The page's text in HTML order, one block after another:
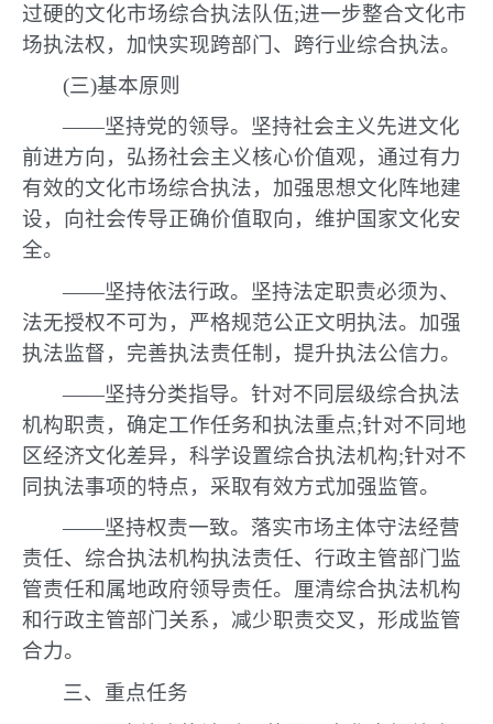
过硬的文化市场综合执法队伍;进一步整合文化市
场执法权，加快实现跨部门、跨行业综合执法。
(三)基本原则
——坚持党的领导。坚持社会主义先进文化
前进方向，弘扬社会主义核心价值观，通过有力
有效的文化市场综合执法，加强思想文化阵地建
设，向社会传导正确价值取向，维护国家文化安
全。
——坚持依法行政。坚持法定职责必须为、
法无授权不可为，严格规范公正文明执法。加强
执法监督，完善执法责任制，提升执法公信力。
——坚持分类指导。针对不同层级综合执法
机构职责，确定工作任务和执法重点;针对不同地
区经济文化差异，科学设置综合执法机构;针对不
同执法事项的特点，采取有效方式加强监管。
——坚持权责一致。落实市场主体守法经营
责任、综合执法机构执法责任、行政主管部门监
管责任和属地政府领导责任。厘清综合执法机构
和行政主管部门关系，减少职责交叉，形成监管
合力。
三、重点任务